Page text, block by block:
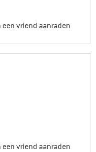
vriend aanraden
vriend aanraden